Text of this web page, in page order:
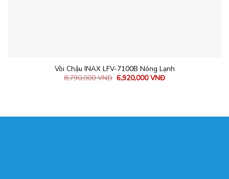
Vòi Chậu INAX LFV-7100B Nóng Lạnh
8,790,000VNĐ 6,920,000VNĐ